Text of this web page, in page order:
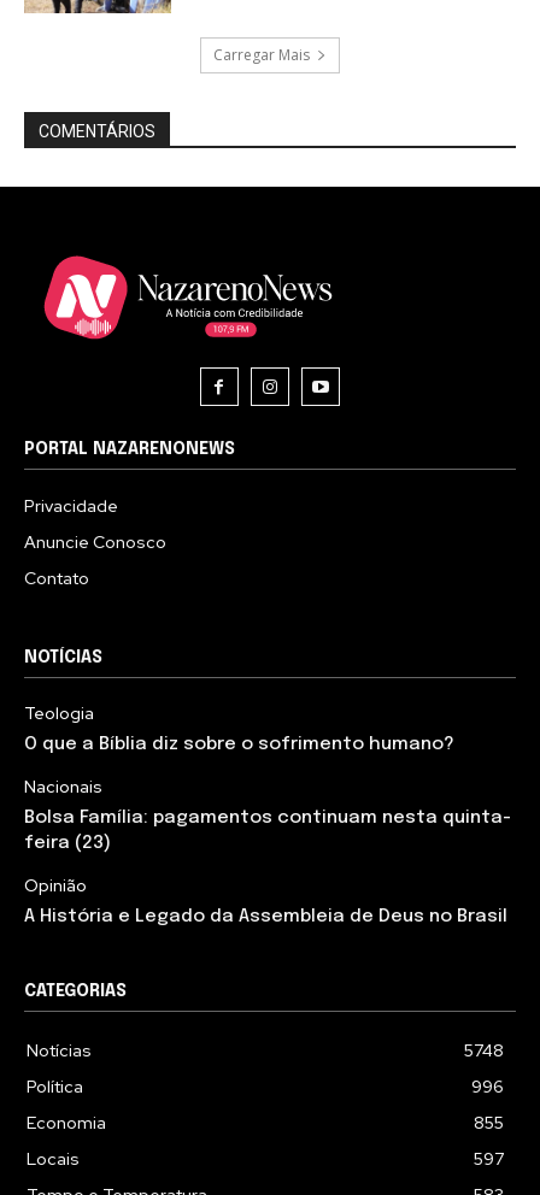
Carregar Mais
COMENTÁRIOS
PORTAL NAZARENONEWS
Privacidade
Anuncie Conosco
Contato
NOTÍCIAS
Teologia
O que a Bíblia diz sobre o sofrimento humano?
Nacionais
Bolsa Família: pagamentos continuam nesta quinta-
feira (23)
Opinião
A História e Legado da Assembleia de Deus no Brasil
CATEGORIAS
Notícias
5748
Política
996
Economia
855
Locais
597